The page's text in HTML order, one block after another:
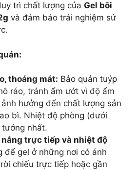
trì chất lượng của Gel bôi
và đảm bảo trải nghiệm sử
thoáng mát: Bảo quản tuýp
ráo, tránh ẩm ướt vì độ ẩm
hưởng đến chất lượng sản
bì. Nhiệt độ phòng (dưới
tưởng nhất.
nắng trực tiếp và nhiệt độ
để gel ở những nơi có ánh
chiếu trực tiếp hoặc gần